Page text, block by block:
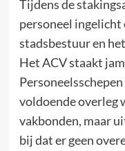
Tijdens de
personeel ingelicht
stadsbestuur en
Het ACV staakt
voldoende overleg
vakbonden, maar
bij dat er geen